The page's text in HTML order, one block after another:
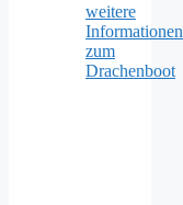
weitere
Informationen
zum
Drachenboot